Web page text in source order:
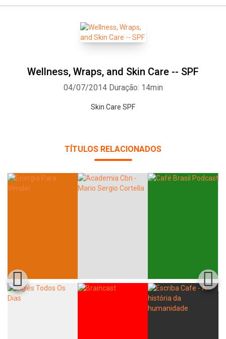
Wellness, Wraps, and Skin Care -- SPF
04/07/2014 Duração: 14min
Skin Care SPF
TÍTULOS RELACIONADOS